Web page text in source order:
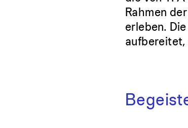
Rahmen
erleben.
aufbereitet,